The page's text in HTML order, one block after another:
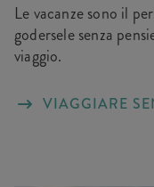
Le vacanze sono il
godersele senza
viaggio.
VIAGGIARE